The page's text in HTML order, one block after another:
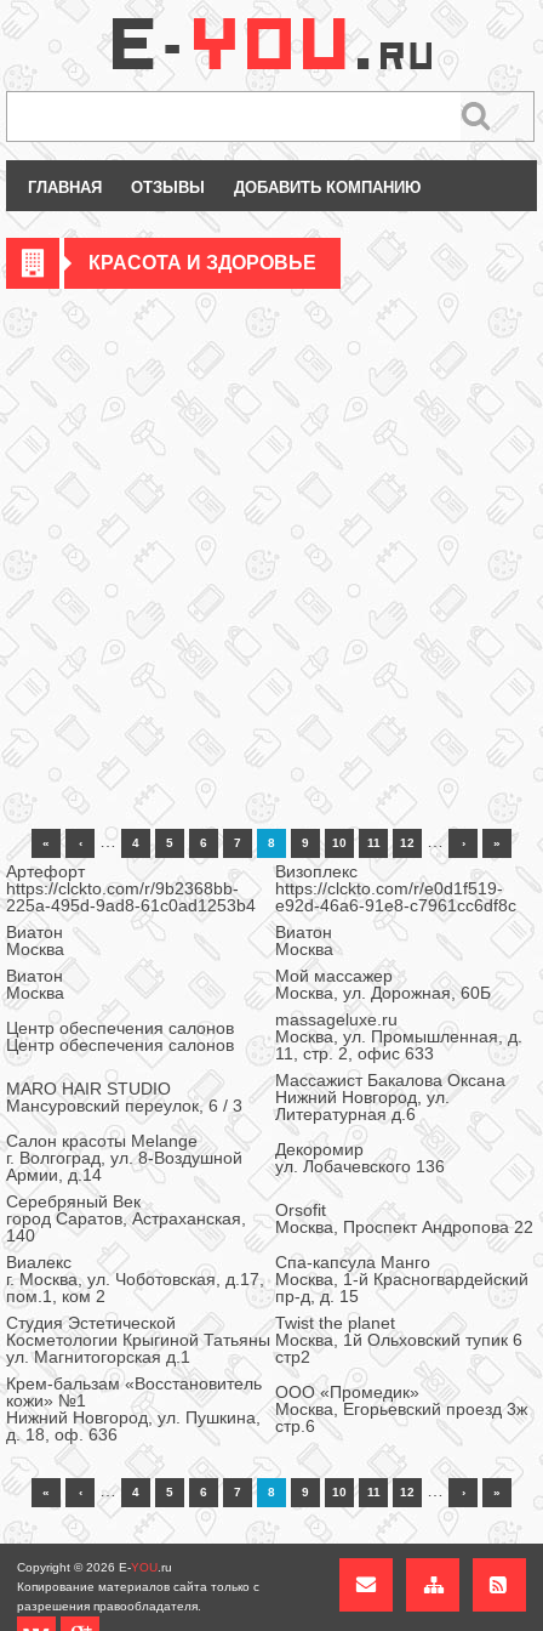
ГЛАВНАЯ ОТЗЫВЫ ДОБАВИТЬ КОМПАНИЮ
КРАСОТА И ЗДОРОВЬЕ
« ‹ … 4 5 6 7 8 9 10 11 12 … › »
Артефорт
https://clckto.com/r/9b2368bb-
225a-495d-9ad8-61c0ad1253b4
Визоплекс
https://clckto.com/r/e0d1f519-
e92d-46a6-91e8-c7961cc6df8c
Виатон
Москва
Виатон
Москва
Виатон
Москва
Мой массажер
Москва, ул. Дорожная, 60Б
Центр обеспечения салонов
Центр обеспечения салонов
massageluxe.ru
Москва, ул. Промышленная, д.
11, стр. 2, офис 633
MARO HAIR STUDIO
Мансуровский переулок, 6 / 3
Массажист Бакалова Оксана
Нижний Новгород, ул.
Литературная д.6
Салон красоты Melange
г. Волгоград, ул. 8-Воздушной
Армии, д.14
Декоромир
ул. Лобачевского 136
Серебряный Век
город Саратов, Астраханская,
140
Orsofit
Москва, Проспект Андропова 22
Виалекс
г. Москва, ул. Чоботовская, д.17,
пом.1, ком 2
Спа-капсула Манго
Москва, 1-й Красногвардейский
пр-д, д. 15
Студия Эстетической
Косметологии Крыгиной Татьяны
ул. Магнитогорская д.1
Twist the planet
Москва, 1й Ольховский тупик 6
стр2
Крем-бальзам «Восстановитель
кожи» №1
Нижний Новгород, ул. Пушкина,
д. 18, оф. 636
ООО «Промедик»
Москва, Егорьевский проезд 3ж
стр.6
« ‹ … 4 5 6 7 8 9 10 11 12 › »
Copyright © 2026 E-YOU .ru
Копирование материалов сайта только с
разрешения правообладателя.